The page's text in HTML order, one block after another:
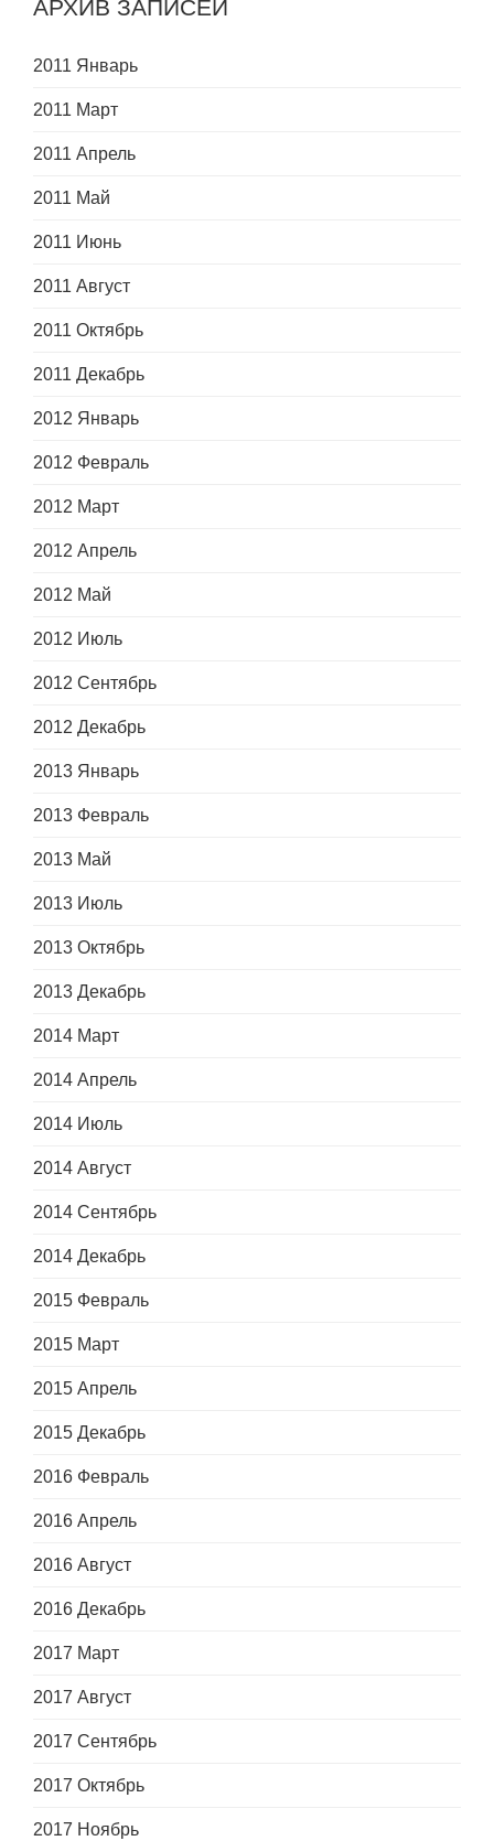
АРХИВ ЗАПИСЕЙ
2011 Январь
2011 Март
2011 Апрель
2011 Май
2011 Июнь
2011 Август
2011 Октябрь
2011 Декабрь
2012 Январь
2012 Февраль
2012 Март
2012 Апрель
2012 Май
2012 Июль
2012 Сентябрь
2012 Декабрь
2013 Январь
2013 Февраль
2013 Май
2013 Июль
2013 Октябрь
2013 Декабрь
2014 Март
2014 Апрель
2014 Июль
2014 Август
2014 Сентябрь
2014 Декабрь
2015 Февраль
2015 Март
2015 Апрель
2015 Декабрь
2016 Февраль
2016 Апрель
2016 Август
2016 Декабрь
2017 Март
2017 Август
2017 Сентябрь
2017 Октябрь
2017 Ноябрь